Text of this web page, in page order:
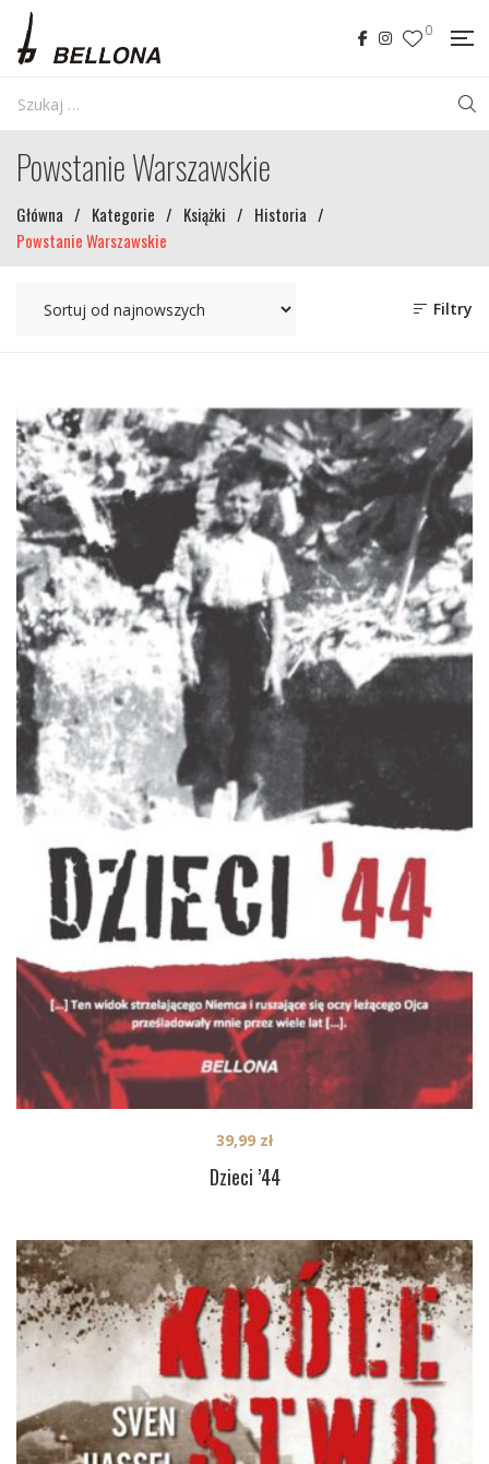
0
Powstanie Warszawskie
Główna / Kategorie / Książki / Historia /
Powstanie Warszawskie
Filtry
Dzieci ’44
39,99 zł